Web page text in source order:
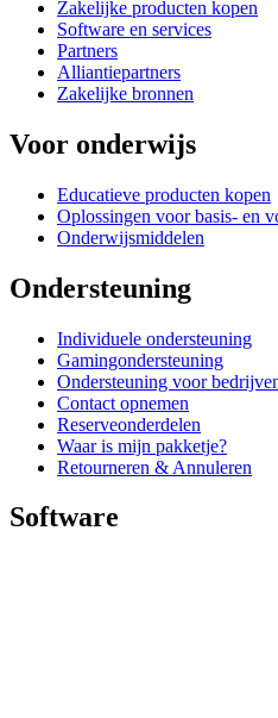
Zakelijke producten kopen
Software en services
Partners
Alliantiepartners
Zakelijke bronnen
Voor onderwijs
Educatieve producten kopen
Oplossingen voor basis- en
Onderwijsmiddelen
Ondersteuning
Individuele ondersteuning
Gamingondersteuning
Ondersteuning voor
Contact opnemen
Reserveonderdelen
Waar is mijn pakketje?
Retourneren & Annuleren
Software